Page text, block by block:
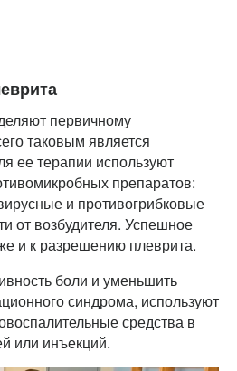
первичному
таковым является
ее терапии используют
препаратов:
и противогрибковые
от возбудителя. Успешное
и к разрешению плеврита.
боли и уменьшить
синдрома, используют
средства в
или инъекций.